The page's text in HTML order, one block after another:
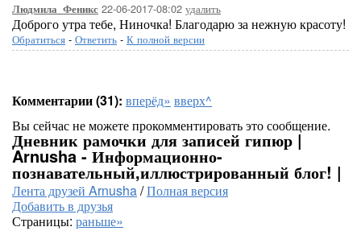
Людмила_Феникс 22-06-2017-08:02 удалить
Доброго утра тебе, Ниночка! Благодарю за нежную красоту!
Обратиться - Ответить - К полной версии
Комментарии (31): вперёд» вверх^
Вы сейчас не можете прокомментировать это сообщение.
Дневник рамочки для записей гипюр |
Arnusha - Информационно-
познавательный,иллюстрированный блог! |
Лента друзей Arnusha/Полная версия
Добавить в друзья
Страницы: раньше»